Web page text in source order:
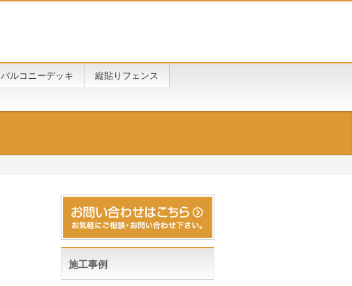
バルコニーデッキ 縦貼りフェンス
施工事例